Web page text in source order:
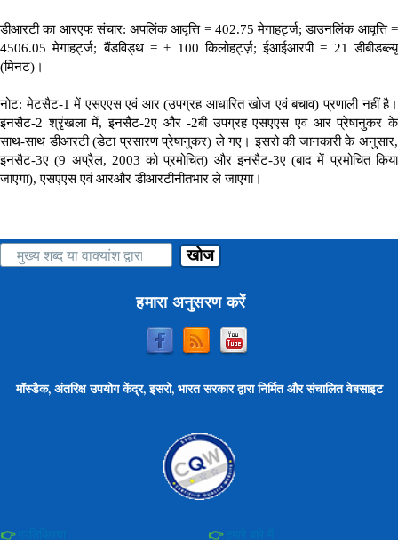
डीआरटी का आरएफ संचार:अपलिंक आवृत्ति = 402.75मेगाहर्ट्ज;डाउनलिंक आवृत्ति=
4506.05मेगाहर्ट्ज;बैंडविड्थ = ± 100किलोहर्ट्ज़;ईआईआरपी= 21डीबीडब्ल्यू
(मिनट) ।
नोट:मेटसैट-1में एसएएस एवं आर(उपग्रह आधारित खोज एवं बचाव)प्रणाली नहीं है।
इनसैट-2श्रृंखला में,इनसैट-2ए और-2बी उपग्रह एसएएस एवं आर प्रेषानुकर के
साथ-साथ डीआरटी(डेटा प्रसारण प्रेषानुकर)ले गए। इसरो की जानकारी के अनुसार,
इनसैट-3ए (9 अप्रैल, 2003को प्रमोचित) और इनसैट-3ए(बाद में प्रमोचित किया
जाएगा),एसएएस एवं आरऔर डीआरटीनीतभार ले जाएगा।
खोज
हमारा अनुसरण करें
मॉस्डैक, अंतरिक्ष उपयोग केंद्र, इसरो, भारत सरकार द्वारा निर्मित और संचालित वेबसाइट